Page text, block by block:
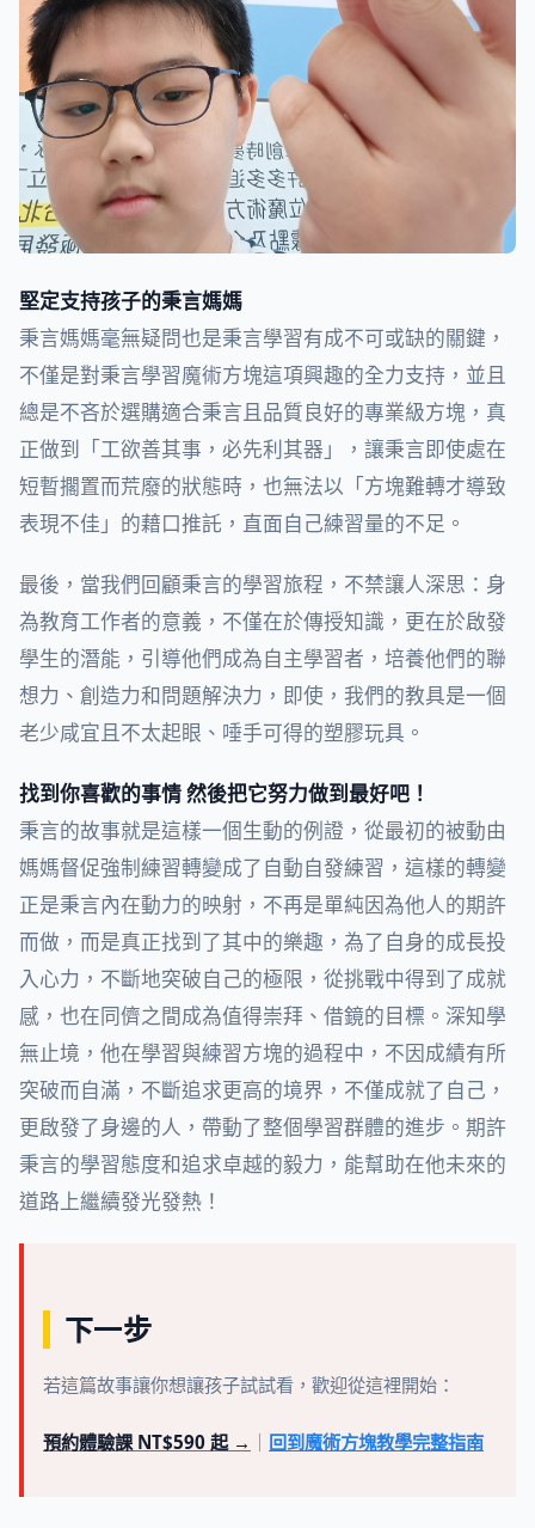
堅定支持孩子的秉言媽媽
秉言媽媽毫無疑問也是秉言學習有成不可或缺的關鍵，
不僅是對秉言學習魔術方塊這項興趣的全力支持，並且
總是不吝於選購適合秉言且品質良好的專業級方塊，真
正做到「工欲善其事，必先利其器」，讓秉言即使處在
短暫擱置而荒廢的狀態時，也無法以「方塊難轉才導致
表現不佳」的藉口推託，直面自己練習量的不足。
最後，當我們回顧秉言的學習旅程，不禁讓人深思：身
為教育工作者的意義，不僅在於傳授知識，更在於啟發
學生的潛能，引導他們成為自主學習者，培養他們的聯
想力、創造力和問題解決力，即使，我們的教具是一個
老少咸宜且不太起眼、唾手可得的塑膠玩具。
找到你喜歡的事情 然後把它努力做到最好吧！
秉言的故事就是這樣一個生動的例證，從最初的被動由
媽媽督促強制練習轉變成了自動自發練習，這樣的轉變
正是秉言內在動力的映射，不再是單純因為他人的期許
而做，而是真正找到了其中的樂趣，為了自身的成長投
入心力，不斷地突破自己的極限，從挑戰中得到了成就
感，也在同儕之間成為值得崇拜、借鏡的目標。深知學
無止境，他在學習與練習方塊的過程中，不因成績有所
突破而自滿，不斷追求更高的境界，不僅成就了自己，
更啟發了身邊的人，帶動了整個學習群體的進步。期許
秉言的學習態度和追求卓越的毅力，能幫助在他未來的
道路上繼續發光發熱！
下一步
若這篇故事讓你想讓孩子試試看，歡迎從這裡開始：
預約體驗課 NT$590 起 → ｜ 回到魔術方塊教學完整指南